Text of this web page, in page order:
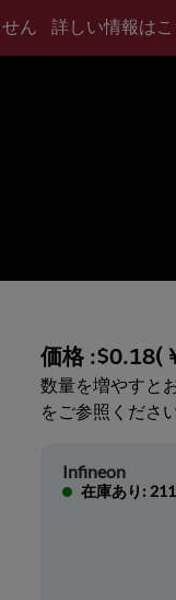
ん 詳しい情報は
価格 :$0.18(
数量を増やすと
をご参照ください
Infineon
在庫あり: